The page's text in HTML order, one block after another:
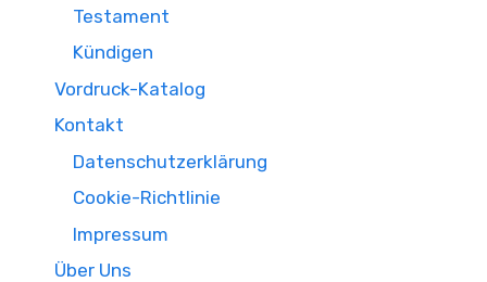
Testament
Kündigen
Vordruck-Katalog
Kontakt
Datenschutzerklärung
Cookie-Richtlinie
Impressum
Über Uns